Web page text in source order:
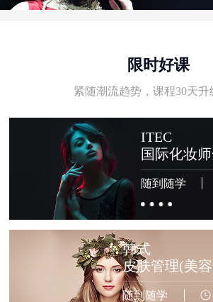
限时好课
紧随潮流趋势，课程30天升
ITEC
国际化妆
随到随学
韩式
皮肤管理(美
随到随学